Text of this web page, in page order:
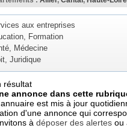
aux entreprises
Formation
Médecine
Juridique
résultat
annonce dans cette
est mis à jour
d'une annonce qui
à déposer des alertes ou